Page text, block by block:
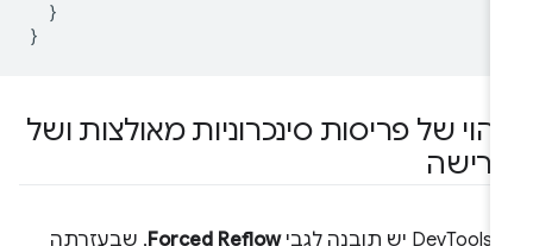
של פריסות סינכרוניות מאולצות ושל
Forced Reflow, שבעזרתה